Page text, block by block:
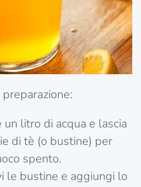
litro di acqua e lascia
di tè (o bustine) per
spento.
le bustine e aggiungi lo